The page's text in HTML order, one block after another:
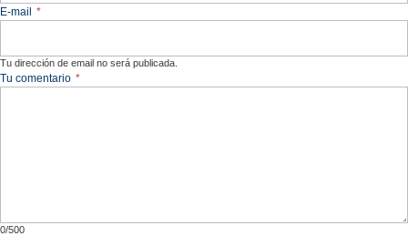
E-mail *
Tu dirección de email no será publicada.
Tu comentario *
0/500